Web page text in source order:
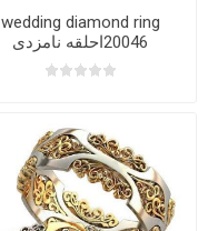
wedding diamond ring
20046احلقه نامزدی